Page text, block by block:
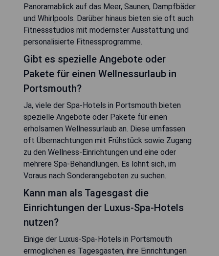
Panoramablick auf das Meer, Saunen, Dampfbäder
und Whirlpools. Darüber hinaus bieten sie oft auch
Fitnessstudios mit modernster Ausstattung und
personalisierte Fitnessprogramme.
Gibt es spezielle Angebote oder
Pakete für einen Wellnessurlaub in
Portsmouth?
Ja, viele der Spa-Hotels in Portsmouth bieten
spezielle Angebote oder Pakete für einen
erholsamen Wellnessurlaub an. Diese umfassen
oft Übernachtungen mit Frühstück sowie Zugang
zu den Wellness-Einrichtungen und eine oder
mehrere Spa-Behandlungen. Es lohnt sich, im
Voraus nach Sonderangeboten zu suchen.
Kann man als Tagesgast die
Einrichtungen der Luxus-Spa-Hotels
nutzen?
Einige der Luxus-Spa-Hotels in Portsmouth
ermöglichen es Tagesgästen, ihre Einrichtungen